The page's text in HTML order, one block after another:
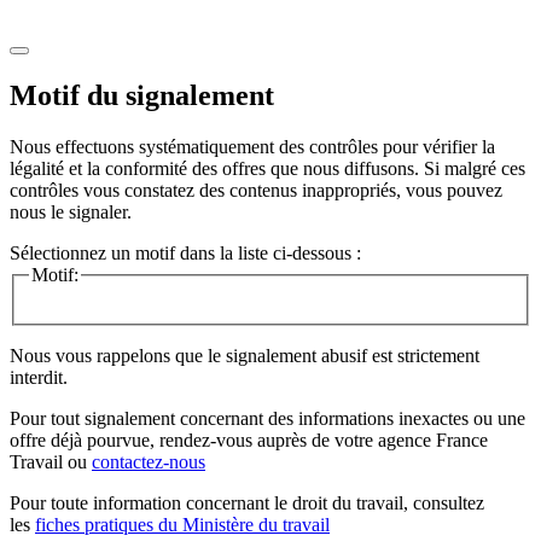
Motif du signalement
Nous effectuons systématiquement des contrôles pour vérifier la
légalité et la conformité des offres que nous diffusons. Si malgré ces
contrôles vous constatez des contenus inappropriés, vous pouvez
nous le signaler.
Sélectionnez un motif dans la liste ci-dessous :
Motif:
Nous vous rappelons que le signalement abusif est strictement
interdit.
Pour tout signalement concernant des informations inexactes ou une
offre déjà pourvue, rendez-vous auprès de votre agence France
Travail ou contactez-nous
Pour toute information concernant le droit du travail, consultez
les fiches pratiques du Ministère du travail